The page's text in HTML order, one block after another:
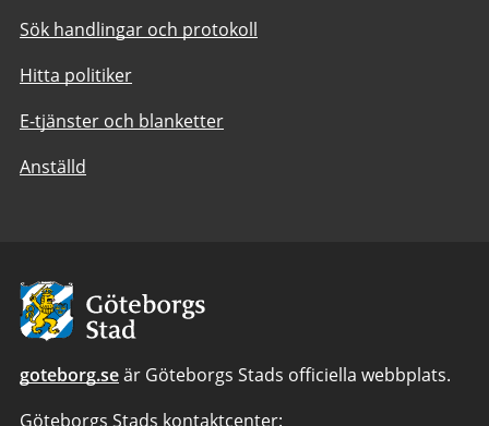
Sök handlingar och protokoll
Hitta politiker
E-tjänster och blanketter
Anställd
Avsändare:
Göteborgs
Stad
goteborg.seär Göteborgs Stads officiella webbplats.
Göteborgs Stads kontaktcenter: